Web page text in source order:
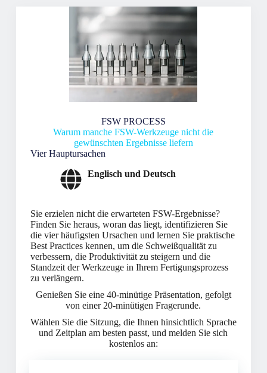
FSW PROCESS
Warum manche FSW-Werkzeuge nicht die
gewünschten Ergebnisse liefern
Vier Hauptursachen
Englisch und Deutsch
Sie erzielen nicht die erwarteten FSW-Ergebnisse?
Finden Sie heraus, woran das liegt, identifizieren Sie
die vier häufigsten Ursachen und lernen Sie praktische
Best Practices kennen, um die Schweißqualität zu
verbessern, die Produktivität zu steigern und die
Standzeit der Werkzeuge in Ihrem Fertigungsprozess
zu verlängern.
Genießen Sie eine 40-minütige Präsentation, gefolgt
von einer 20-minütigen Fragerunde.
Wählen Sie die Sitzung, die Ihnen hinsichtlich Sprache
und Zeitplan am besten passt, und melden Sie sich
kostenlos an: